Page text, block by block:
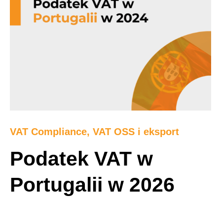
VAT Compliance, VAT OSS i eksport
Podatek VAT w
Portugalii w 2026